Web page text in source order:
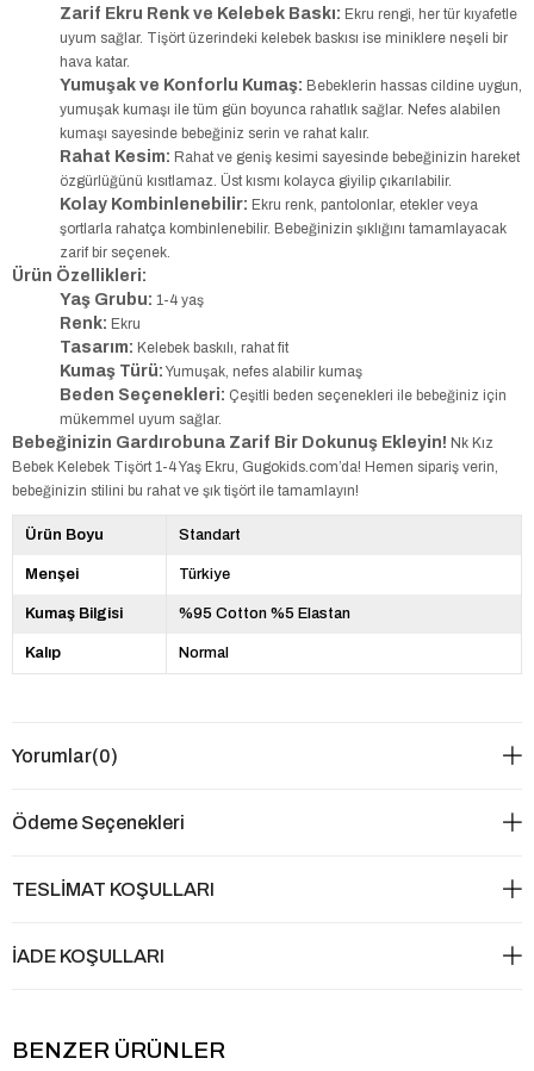
Zarif Ekru Renk ve Kelebek Baskı: Ekru rengi, her tür kıyafetle
uyum sağlar. Tişört üzerindeki kelebek baskısı ise miniklere neşeli bir
hava katar.
Yumuşak ve Konforlu Kumaş: Bebeklerin hassas cildine uygun,
yumuşak kumaşı ile tüm gün boyunca rahatlık sağlar. Nefes alabilen
kumaşı sayesinde bebeğiniz serin ve rahat kalır.
Rahat Kesim: Rahat ve geniş kesimi sayesinde bebeğinizin hareket
özgürlüğünü kısıtlamaz. Üst kısmı kolayca giyilip çıkarılabilir.
Kolay Kombinlenebilir: Ekru renk, pantolonlar, etekler veya
şortlarla rahatça kombinlenebilir. Bebeğinizin şıklığını tamamlayacak
zarif bir seçenek.
Ürün Özellikleri:
Yaş Grubu: 1-4 yaş
Renk: Ekru
Tasarım: Kelebek baskılı, rahat fit
Kumaş Türü: Yumuşak, nefes alabilir kumaş
Beden Seçenekleri: Çeşitli beden seçenekleri ile bebeğiniz için
mükemmel uyum sağlar.
Bebeğinizin Gardırobuna Zarif Bir Dokunuş Ekleyin! Nk Kız
Bebek Kelebek Tişört 1-4 Yaş Ekru, Gugokids.com’da! Hemen sipariş verin,
bebeğinizin stilini bu rahat ve şık tişört ile tamamlayın!
Ürün Boyu Standart
Menşei Türkiye
Kumaş Bilgisi %95 Cotton %5 Elastan
Kalıp Normal
Yorumlar(0)
Ödeme Seçenekleri
TESLİMAT KOŞULLARI
İADE KOŞULLARI
BENZER ÜRÜNLER